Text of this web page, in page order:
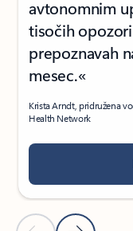
avtonomnim
tisočih
prepoznavah
mesec.«
Krista Arndt, pridružena
Health Network